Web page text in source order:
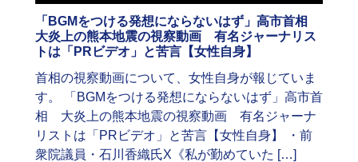
「BGMをつける発想にならないはず」高市首相
大炎上の熊本地震の視察動画 有名ジャーナリス
トは「PRビデオ」と苦言【女性自身】
首相の視察動画について、女性自身が報じていま
す。 「BGMをつける発想にならないはず」高市首
相 大炎上の熊本地震の視察動画 有名ジャーナ
リストは「PRビデオ」と苦言【女性自身】 ・前
衆院議員・石川香織氏X《私が勤めていた […]